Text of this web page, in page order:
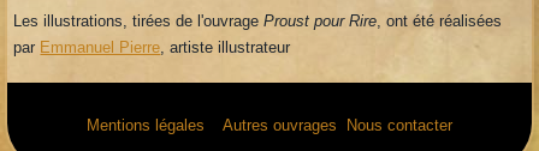
Les illustrations, tirées de l'ouvrageProust pour Rire, ont été réalisées
par Emmanuel Pierre, artiste illustrateur
Mentions légales Autres ouvrages Nous contacter